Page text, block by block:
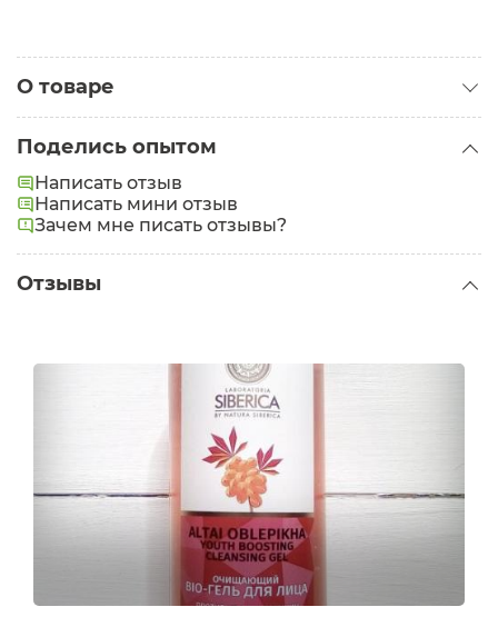
О товаре
Проблемы:
Морщины
Поделись опытом
Написать отзыв
Написать мини отзыв
Зачем мне писать отзывы?
Отзывы